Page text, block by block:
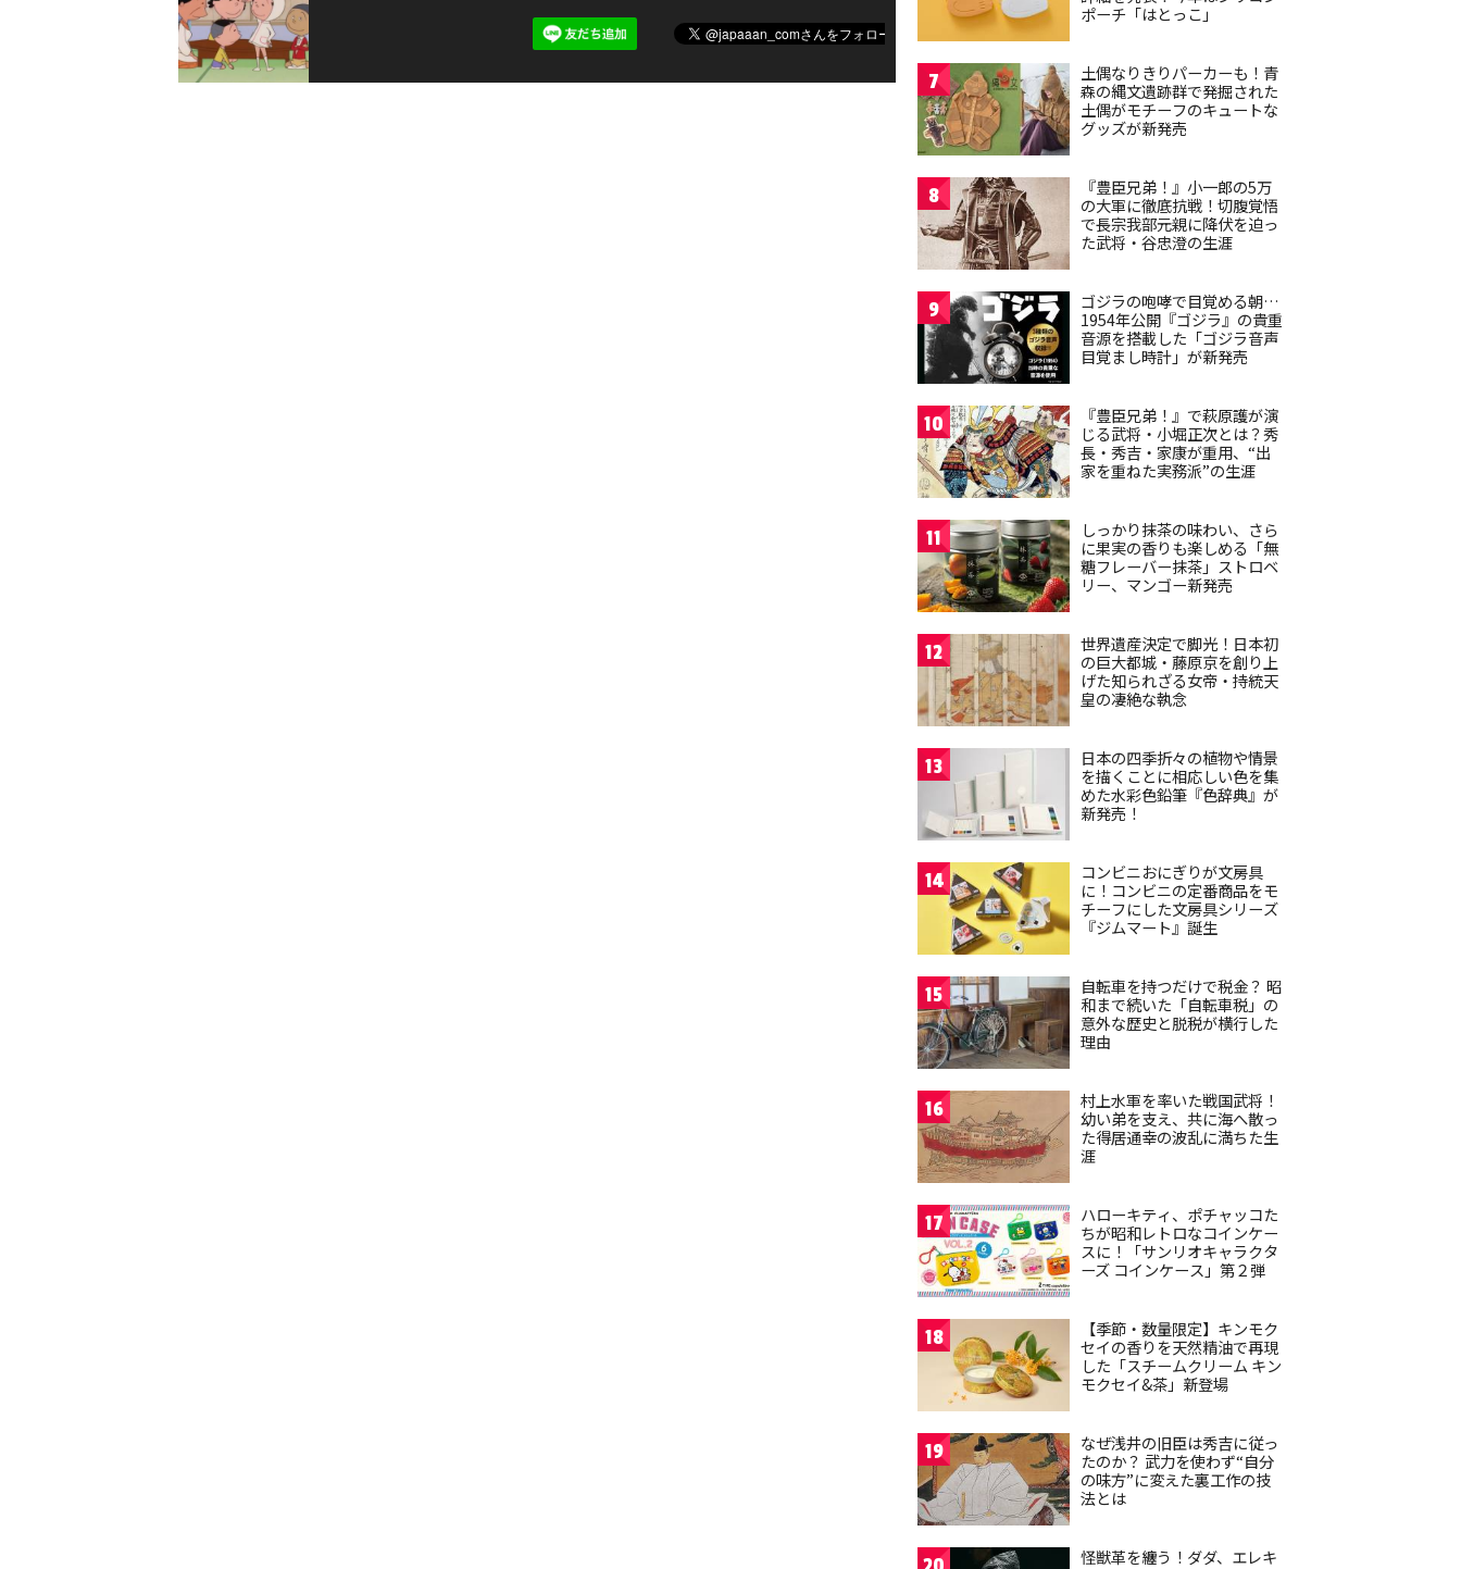
ポーチ「はとっこ」
7
土偶なりきりパーカーも！青
森の縄文遺跡群で発掘された
土偶がモチーフのキュートな
グッズが新発売
8
『豊臣兄弟！』小一郎の5万
の大軍に徹底抗戦！切腹覚悟
で長宗我部元親に降伏を迫っ
た武将・谷忠澄の生涯
9
ゴジラの咆哮で目覚める朝…
1954年公開『ゴジラ』の貴重
音源を搭載した「ゴジラ音声
目覚まし時計」が新発売
10
『豊臣兄弟！』で萩原護が演
じる武将・小堀正次とは？秀
長・秀吉・家康が重用、“出
家を重ねた実務派”の生涯
11
しっかり抹茶の味わい、さら
に果実の香りも楽しめる「無
糖フレーバー抹茶」ストロベ
リー、マンゴー新発売
12
世界遺産決定で脚光！日本初
の巨大都城・藤原京を創り上
げた知られざる女帝・持統天
皇の凄絶な執念
13
日本の四季折々の植物や情景
を描くことに相応しい色を集
めた水彩色鉛筆『色辞典』が
新発売！
14
コンビニおにぎりが文房具
に！コンビニの定番商品をモ
チーフにした文房具シリーズ
『ジムマート』誕生
15
自転車を持つだけで税金？ 昭
和まで続いた「自転車税」の
意外な歴史と脱税が横行した
理由
16
村上水軍を率いた戦国武将！
幼い弟を支え、共に海へ散っ
た得居通幸の波乱に満ちた生
涯
17
ハローキティ、ポチャッコた
ちが昭和レトロなコインケー
スに！「サンリオキャラクタ
ーズ コインケース」第２弾
18
【季節・数量限定】キンモク
セイの香りを天然精油で再現
した「スチームクリーム キン
モクセイ&茶」新登場
19
なぜ浅井の旧臣は秀吉に従っ
たのか？ 武力を使わず“自分
の味方”に変えた裏工作の技
法とは
怪獣革を纏う！ダダ、エレキ